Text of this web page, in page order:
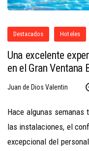
Destacados Hoteles
Una excelente
en el Gran Ventana
Juan de Dios Valentin
Hace algunas
las instalaciones, el
excepcional del